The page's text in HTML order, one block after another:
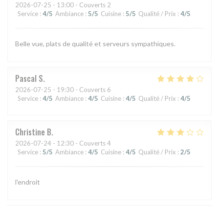
2026-07-25 - 13:00 - Couverts 2
Service : 4/5 Ambiance : 5/5 Cuisine : 5/5 Qualité / Prix : 4/5
Belle vue, plats de qualité et serveurs sympathiques.
Pascal S
2026-07-25 - 19:30 - Couverts 6
Service : 4/5 Ambiance : 4/5 Cuisine : 4/5 Qualité / Prix : 4/5
Christine B
2026-07-24 - 12:30 - Couverts 4
Service : 5/5 Ambiance : 4/5 Cuisine : 4/5 Qualité / Prix : 2/5
l'endroit